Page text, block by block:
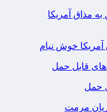
خوش نیام
حمل